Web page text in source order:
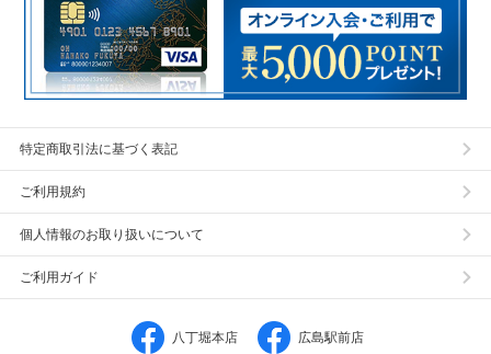
特定商取引法に基づく表記
ご利用規約
個人情報のお取り扱いについて
ご利用ガイド
八丁堀本店 広島駅前店